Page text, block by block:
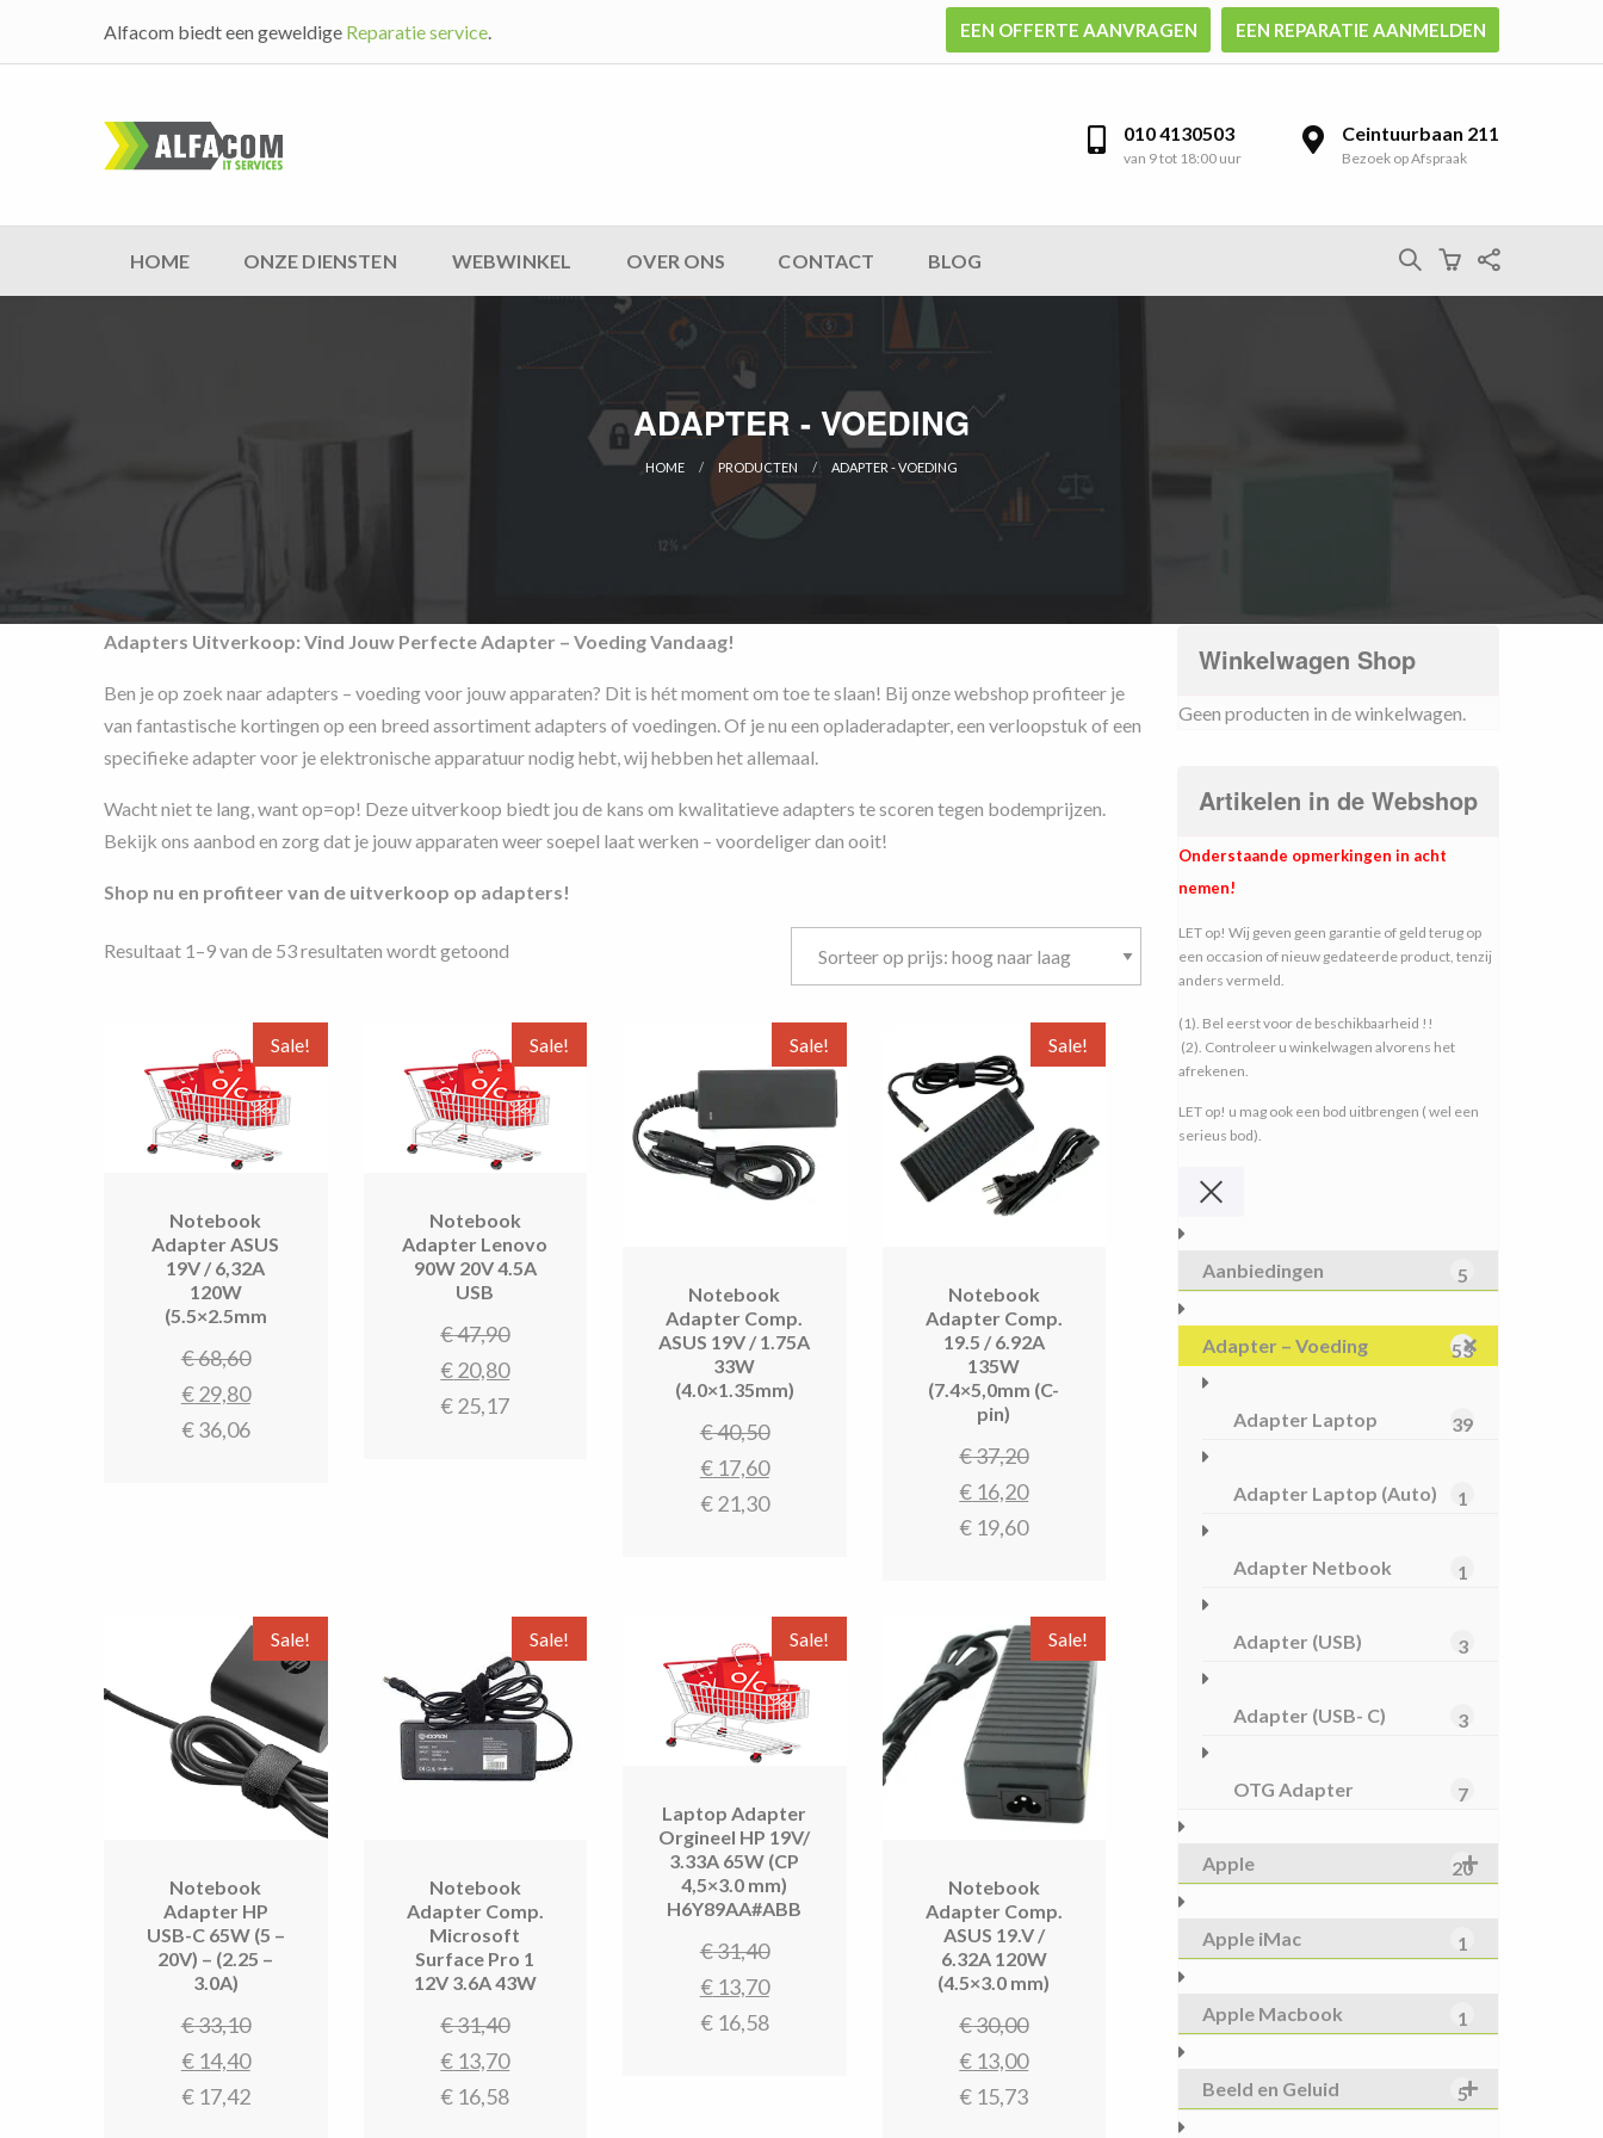
Alfacom biedt een geweldige Reparatie service. EEN OFFERTE AANVRAGEN EEN REPARATIE AANMELDEN
010 4130503
van 9 tot 18:00 uur
Ceintuurbaan 211
Bezoek op Afspraak
HOME ONZE DIENSTEN WEBWINKEL OVER ONS CONTACT BLOG
ADAPTER - VOEDING
HOME PRODUCTEN CURRENT:
ADAPTER - VOEDING
Adapters Uitverkoop: Vind Jouw Perfecte Adapter – Voeding Vandaag!
Ben je op zoek naar adapters – voeding voor jouw apparaten? Dit is hét moment om toe te slaan! Bij onze webshop profiteer je
van fantastische kortingen op een breed assortiment adapters of voedingen. Of je nu een opladeradapter, een verloopstuk of een
specifieke adapter voor je elektronische apparatuur nodig hebt, wij hebben het allemaal.
Wacht niet te lang, want op=op! Deze uitverkoop biedt jou de kans om kwalitatieve adapters te scoren tegen bodemprijzen.
Bekijk ons aanbod en zorg dat je jouw apparaten weer soepel laat werken – voordeliger dan ooit!
Shop nu en profiteer van de uitverkoop op adapters!
Resultaat 1–9 van de 53 resultaten wordt getoond
hoog
naar
laag
Sale!
Notebook
Adapter ASUS
19V / 6,32A
120W
(5.5×2.5mm
€68,60
€29,80
€36,06
Sale!
Notebook
Adapter Lenovo
90W 20V 4.5A
USB
€47,90
Oorspronkelijke
€ 20,80
€ 25,17
Sale!
Notebook
Adapter Comp.
ASUS 19V / 1.75A
33W
(4.0×1.35mm)
€40,50
€17,60
€21,30
Sale!
Notebook
Adapter Comp.
19.5 / 6.92A
135W
(7.4×5,0mm (C-
pin)
€37,20
€ 16,20
€ 19,60
Sale!
Notebook
Adapter HP
USB-C 65W (5 –
20V) – (2.25 –
3.0A)
€33,10
€14,40
€17,42
Sale!
Notebook
Adapter Comp.
Microsoft
Surface Pro 1
12V 3.6A 43W
€31,40
€ 13,70
€ 16,58
Sale!
Laptop Adapter
Orgineel HP 19V/
3.33A 65W (CP
4,5×3.0 mm)
H6Y89AA#ABB
€31,40
€13,70
€16,58
Sale!
Notebook
Adapter Comp.
ASUS 19.V /
6.32A 120W
(4.5×3.0 mm)
€30,00
€ 13,00
€ 15,73
Winkelwagen Shop
Geen producten in de winkelwagen.
Artikelen in de Webshop
Onderstaande opmerkingen in acht
nemen!
LET op! Wij geven geen garantie of geld terug op
een occasion of nieuw gedateerde product, tenzij
anders vermeld.
(1). Bel eerst voor de beschikbaarheid !!
(2). Controleer u winkelwagen alvorens het
afrekenen.
LET op! u mag ook een bod uitbrengen ( wel een
serieus bod).
Aanbiedingen 5
Adapter – Voeding 53
Adapter Laptop 39
Adapter Laptop (Auto) 1
Adapter Netbook 1
Adapter (USB) 3
Adapter (USB- C) 3
OTG Adapter 7
Apple 20
Apple iMac 1
Apple Macbook 1
Beeld en Geluid 5